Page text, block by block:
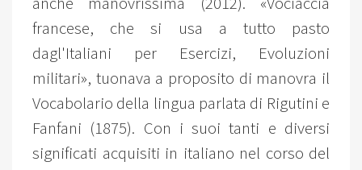
francese, che si usa a tutto pasto
dagl'Italiani per Esercizi, Evoluzioni
militari», tuonava a proposito di manovra il
Vocabolario della lingua parlata di Rigutini e
Fanfani (1875). Con i suoi tanti e diversi
significati acquisiti in italiano nel corso del